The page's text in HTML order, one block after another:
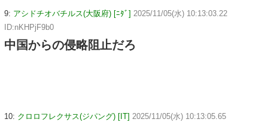
9: アシドチオバチルス(大阪府) [ﾆﾀﾞ] 2025/11/05(水) 10:13:03.22
ID:nKHPjF9b0
中国からの侵略阻止だろ
10: クロロフレクサス(ジパング) [IT] 2025/11/05(水) 10:13:05.65